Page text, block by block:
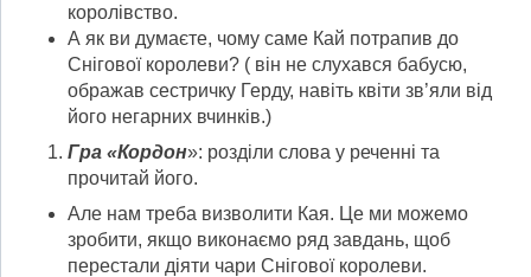
королівство.
А як ви думаєте, чому саме Кай потрапив до
Снігової королеви? ( він не слухався бабусю,
ображав сестричку Герду, навіть квіти зв’яли від
його негарних вчинків.)
Гра «Кордон»: розділи слова у реченні та
прочитай його.
Але нам треба визволити Кая. Це ми можемо
зробити, якщо виконаємо ряд завдань, щоб
перестали діяти чари Снігової королеви.